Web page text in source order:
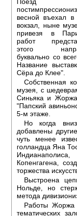
весной въехал
вокзал, ныне
привезя в
работ
этого
буквально со
Название
Сёра до Клее".
Собственная
музея, с
Синьяка и
"Папский
5-м этаже.
Но когда
добавлены
чуть менее
голландца Яна
Копенгагена,
торжества
Выстроена
Нольде, но
метода
Работы Жоржа
тематических